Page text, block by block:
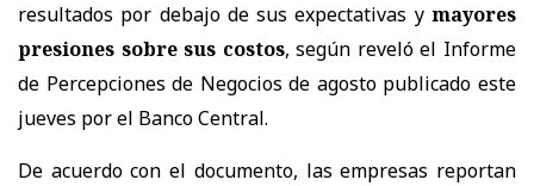
resultados por debajo de sus expectativas y mayores
presiones sobre sus costos, según reveló el Informe
de Percepciones de Negocios de agosto publicado este
jueves por el Banco Central.
De acuerdo con el documento, las empresas reportan